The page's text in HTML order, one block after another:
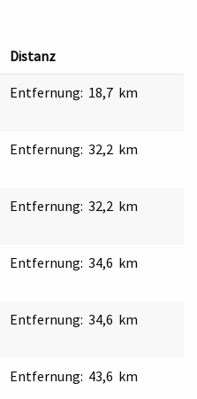
Distanz
Entfernung: 18,7 km
Entfernung: 32,2 km
Entfernung: 32,2 km
Entfernung: 34,6 km
Entfernung: 34,6 km
Entfernung: 43,6 km